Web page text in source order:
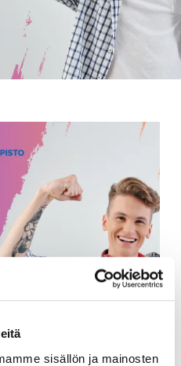
sisällön ja mainosten